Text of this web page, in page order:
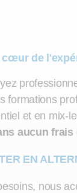
cœur de
formations
et en mix-
aucun frais
EN
nous